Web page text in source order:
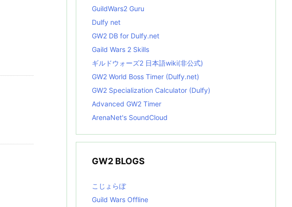
GuildWars2 Guru
Dulfy net
GW2 DB for Dulfy.net
Gaild Wars 2 Skills
ギルドウォーズ2 日本語wiki(非公式)
GW2 World Boss Timer (Dulfy.net)
GW2 Specialization Calculator (Dulfy)
Advanced GW2 Timer
ArenaNet's SoundCloud
GW2 BLOGS
こじょらぼ
Guild Wars Offline